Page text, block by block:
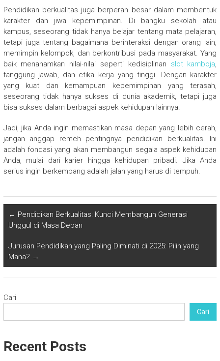
Pendidikan berkualitas juga berperan besar dalam membentuk
karakter dan jiwa kepemimpinan. Di bangku sekolah atau
kampus, seseorang tidak hanya belajar tentang mata pelajaran,
tetapi juga tentang bagaimana berinteraksi dengan orang lain,
memimpin kelompok, dan berkontribusi pada masyarakat. Yang
baik menanamkan nilai-nilai seperti kedisiplinan slot kamboja,
tanggung jawab, dan etika kerja yang tinggi. Dengan karakter
yang kuat dan kemampuan kepemimpinan yang terasah,
seseorang tidak hanya sukses di dunia akademik, tetapi juga
bisa sukses dalam berbagai aspek kehidupan lainnya.
Jadi, jika Anda ingin memastikan masa depan yang lebih cerah,
jangan anggap remeh pentingnya pendidikan berkualitas. Ini
adalah fondasi yang akan membangun segala aspek kehidupan
Anda, mulai dari karier hingga kehidupan pribadi. Jika Anda
serius ingin berkembang adalah jalan yang harus di tempuh.
← Pendidikan Berkualitas: Kunci Membangun Generasi
Unggul di Masa Depan
Jurusan Pendidikan yang Paling Diminati di 2025: Pilih yang
Mana? →
Cari
Cari
Recent Posts